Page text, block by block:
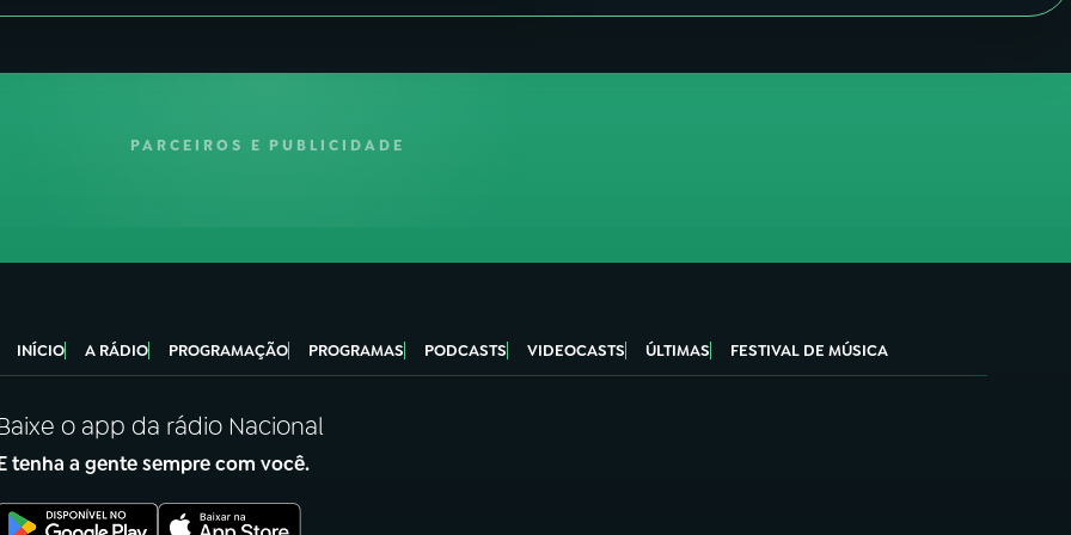
PARCEIROS E PUBLICIDADE
INÍCIO A RÁDIO PROGRAMAÇÃO PROGRAMAS PODCASTS VIDEOCASTS ÚLTIMAS FESTIVAL DE MÚSICA
o app da rádio Nacional
tenha a gente sempre com você.